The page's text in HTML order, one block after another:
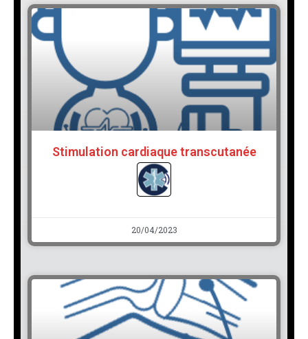
Stimulation cardiaque transcutanée
20/04/2023